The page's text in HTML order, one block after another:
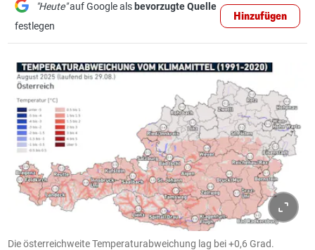
"Heute"auf Google als bevorzugte Quelle
festlegen
Hinzufügen
Die österreichweite Temperaturabweichung lag bei +0,6 Grad.